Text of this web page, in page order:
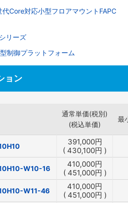
Core対応小型フロアマウントFAPC
リーズ
制御プラットフォーム
ョン
通常単価(税別)
(税込単価)
最
391,000円
( 430,100円 )
W10-16 410,000円
( 451,000円 )
W11-46 410,000円
( 451,000円 )